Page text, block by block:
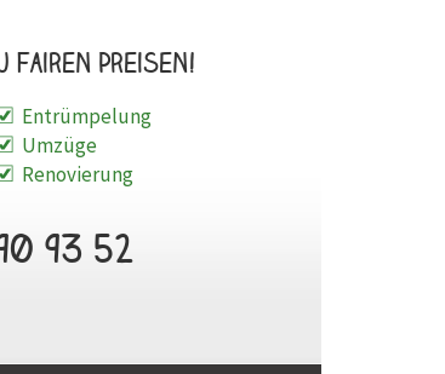
fairen Preisen!
Entrümpelung
Umzüge
Renovierung
93 52